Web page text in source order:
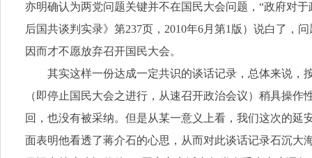
亦明确认为两党问题关键并不在国民大会问题，“政府对
后国共谈判实录》第237页，2010年6月第1版）说白了
因而才不愿放弃召开国民大会。
其实这样一份达成一定共识的谈话记录，总体来说，
（即停止国民大会之进行，从速召开政治会议）稍具操
回，也没有被采纳。但是从某一意义上看，我们这次的
面表明他看透了蒋介石的心思，从而对此谈话记录石沉大